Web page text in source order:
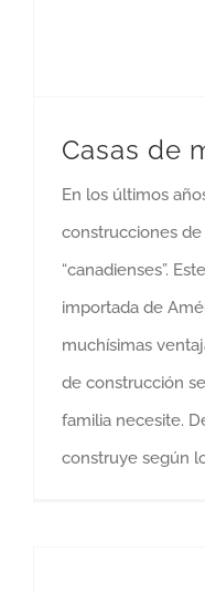
Casas de
En los últimos
construcciones
“canadienses”.
importada de
muchísimas
de construcción
familia necesite.
construye según